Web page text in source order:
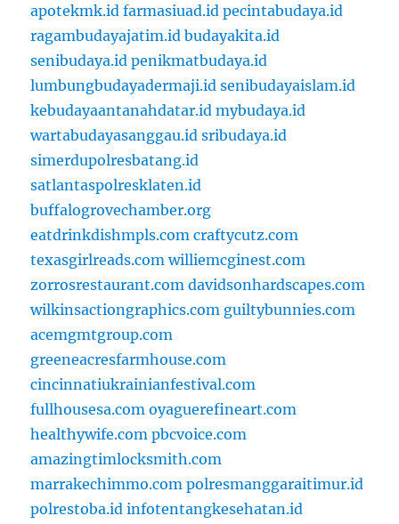
apotekmk.id farmasiuad.id pecintabudaya.id
ragambudayajatim.id budayakita.id
senibudaya.id penikmatbudaya.id
lumbungbudayadermaji.id senibudayaislam.id
kebudayaantanahdatar.id mybudaya.id
wartabudayasanggau.id sribudaya.id
simerdupolresbatang.id
satlantaspolresklaten.id
buffalogrovechamber.org
eatdrinkdishmpls.com craftycutz.com
texasgirlreads.com williemcginest.com
zorrosrestaurant.com davidsonhardscapes.com
wilkinsactiongraphics.com guiltybunnies.com
acemgmtgroup.com
greeneacresfarmhouse.com
cincinnatiukrainianfestival.com
fullhousesa.com oyaguerefineart.com
healthywife.com pbcvoice.com
amazingtimlocksmith.com
marrakechimmo.com polresmanggaraitimur.id
polrestoba.id infotentangkesehatan.id